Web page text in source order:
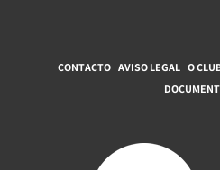
CONTACTO AVISO LEGAL O